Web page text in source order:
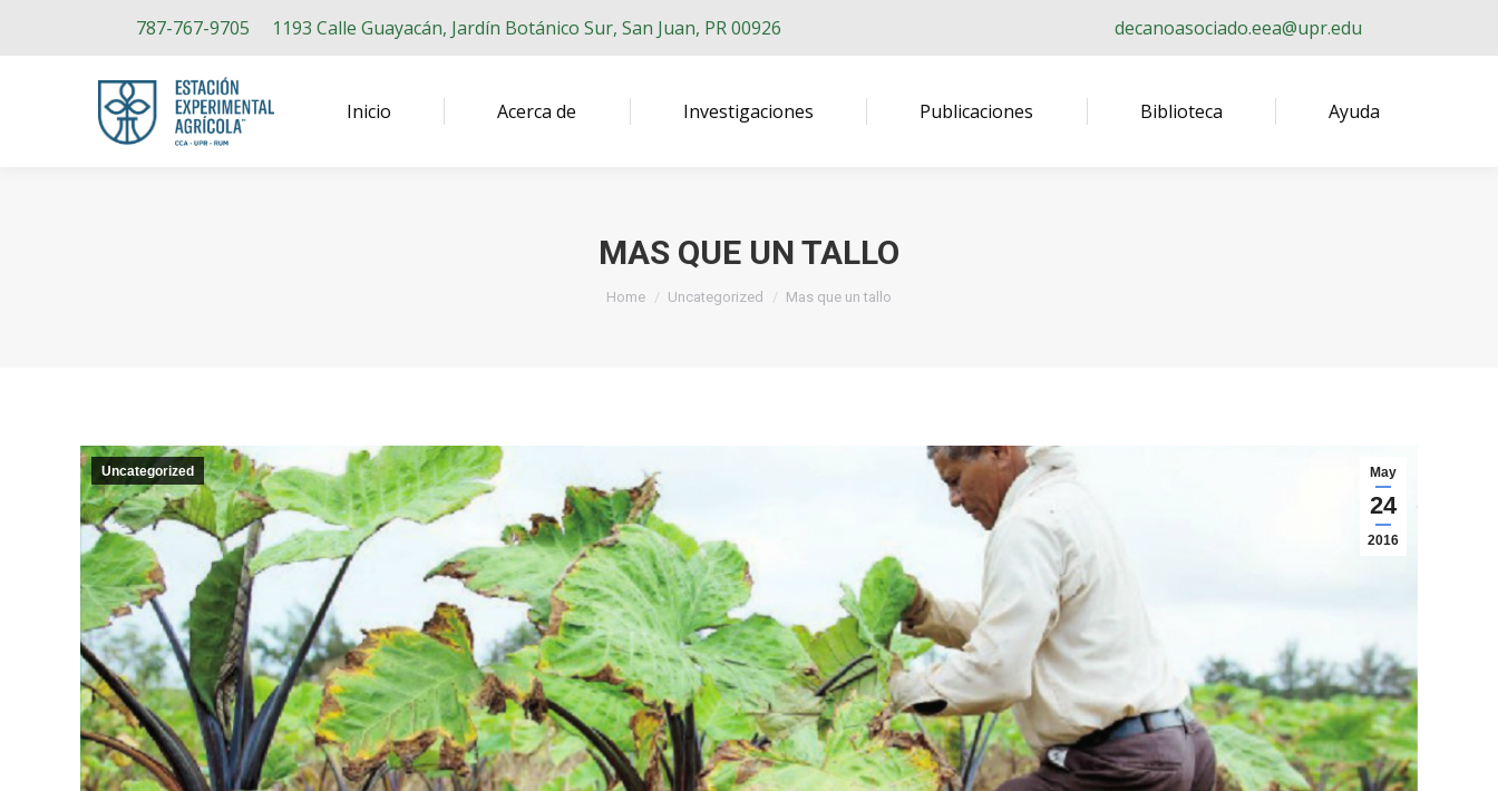
787-767-9705 1193 Calle Guayacán, Jardín Botánico Sur, San Juan, PR 00926 decanoasociado.eea@upr.edu
Inicio Acerca de Investigaciones Publicaciones Biblioteca Ayuda
MAS QUE UN TALLO
You are here:
Home Uncategorized Mas que un tallo
May
24
2016
Uncategorized